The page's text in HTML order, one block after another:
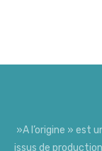
»A l’origine » est
issus de